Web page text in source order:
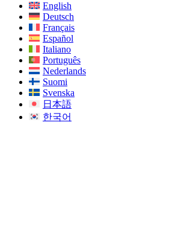
English
Deutsch
Français
Español
Italiano
Português
Nederlands
Suomi
Svenska
日本語
한국어